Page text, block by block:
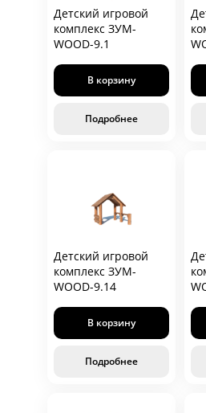
Детский игровой
комплекс ЗУМ-
WOOD-9.1
В корзину
Подробнее
Детский игровой
комплекс ЗУМ-
WOOD-9.14
В корзину
Подробнее